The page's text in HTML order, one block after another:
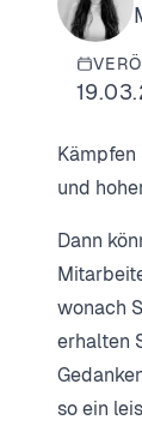
und
Dann
wonach
erhalten
so ein